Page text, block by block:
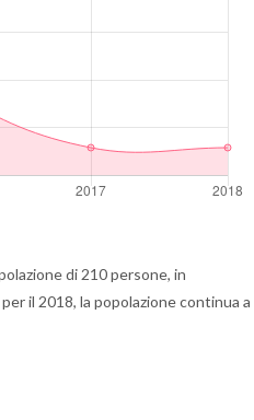
di 210 persone, in
il 2018, la popolazione continua a